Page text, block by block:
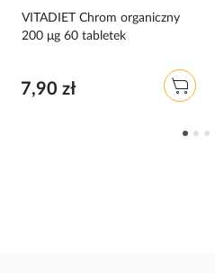
VITADIET Chrom organiczny
200 μg 60 tabletek
7,90 zł